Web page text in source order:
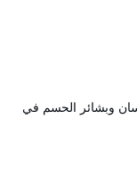
وبشائر الحسم في